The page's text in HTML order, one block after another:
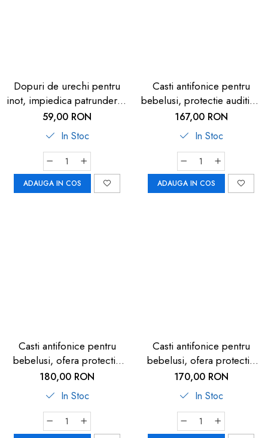
Dopuri de urechi pentru
inot, impiedica patrunderea
apei in urechi la copii, 1
an+, reutilizabile,
hipoalergenice, albastre,
SANOHRA Swim Kids
59,00 RON
In Stoc
ADAUGA IN COS
Casti antifonice pentru
bebelusi, protectie auditiva,
SNR 25, ajustabila 47-54
cm, 12+ luni, albastru, Reer
167,00 RON
In Stoc
ADAUGA IN COS
Casti antifonice pentru
bebelusi, ofera protectie
auditiva de la 0+ luni, 2
bentite reglabile, SNR 25,
albastru, SCHALLWERK
MINI
180,00 RON
In Stoc
Casti antifonice pentru
bebelusi, ofera protectie
auditiva, SNR 25, gri, 12+
luni, Reer
170,00 RON
In Stoc